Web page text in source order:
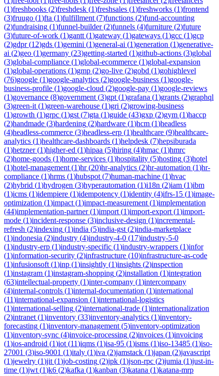
(1)freshbooks (2)freshdesk (1)freshsales (1)freshworks (1)frontend
(3)fruugo (1)fta (1)fulfillment (7)functions (2)fund-accounting
(2)fundraising (1)funnel-builder(2)funnels (4)furniture (2)future
(3)future-of-work (1)gantt (1)gateway (1)gateways (1)gcc (1)gcp
(2)gdpr(12)gds (1)gemini (1)general-ai (1)generation (1)generative-
ai (2)geo (1)germany (23)getting-started (1)github-actions (3)global
(3)global-compliance (1)global-ecommerce (1)global-expansion
(1)global-operations (1)gmp (2)go-live (2)gobd (1)gohighlevel
(76)google (1)google-analytics (2)google-business (1)google-
business-profile (1)google-cloud (2)google-pay (1)google-reviews
(1)governance (8)government (3)gpt (1)grafana (1)grants (2)graphql
(3)green-it (1)green-warehouse (1)gri (2)growing-business
(1)growth (1)grpc (1)gst (7)gta (1)guide (43)gxp (2)gym (1)haccp
(2)handmade (3)hardening (2)hardware (1)hcm (1)headless
(4)headless-commerce (3)headless-erp (1)healthcare (9)healthcare-
analytics (1)healthcare-dashboards (1)helpdesk (7)hepsiburada
(1)hetzner(1)higher-ed (1)hipaa (5)hiring (4)hmac (1)hmrc
(2)home-goods (1)home-services (1)hospitality (5)hosting (3)hotel
(1)hotel-management (1)hr(20)hr-analytics (2)hr-automation (1)hr-
compliance (1)hrms (1)hubspot (7)human-machine (1)hvac
(2)hybrid (1)hydrogen (3)hyperautomation (1)i18n (2)iam (1)ibm
(1)icms (1)idempiere (1)idempotency (1)identity (4)ifrs-15 (1)image-
optimization (1)impact (1)impact-measurement (1)implementation
(44)implementation-partner(1)import (1)import-export (1)import-
mode (1)incident-response (3)inclusive-design (1)incremental-
refresh (2)indexing (1)india (5)india-gst (2)india-marketplace
(1)indonesia (2)industry (4)industry-4-0 (17)industry-5-0
(1)industry-erp (1)industry-specific (1)industry-wrappers (1)infor
(1)information-security (2)infrastructure (10)infrastructure-as-code
(1)infusionsoft (1)inp (1)insightly (1)insights (2)inspection
(1)instagram (1)instagram-shopping (2)installation (1)integration
(63)intellectual-property (1)inter-company (1)intercompany
(4)internal-controls (1)internal-documentation (1)international
(11)international-expansion (1)international-logistics
(1)international-selling (2)international-trade (1)internationalization
(2)intranet (1)inventory (33)inventory-analytics (1)inventory-
forecasting (1)inventory-management (5)inventory-optimization
(1)inventory-sync (4)invoice-processing (2)invoices (1)invoicing
(1)ios-android (1)iot (11)iqms (1)isa-95 (1)isms (1)iso-13485 (1)iso-
27001 (3)iso-9001 (1)italy (1)iva (2)jamstack (1)japan (2)javascript
(1)jewelry (1)jit (1)job-costing (2)jpk (1)json-rpc (2)jumia (1)just-in-
time (1)jwt (1)k6 (2)kafka (1)kanban (3)katana (1)katana-mrp